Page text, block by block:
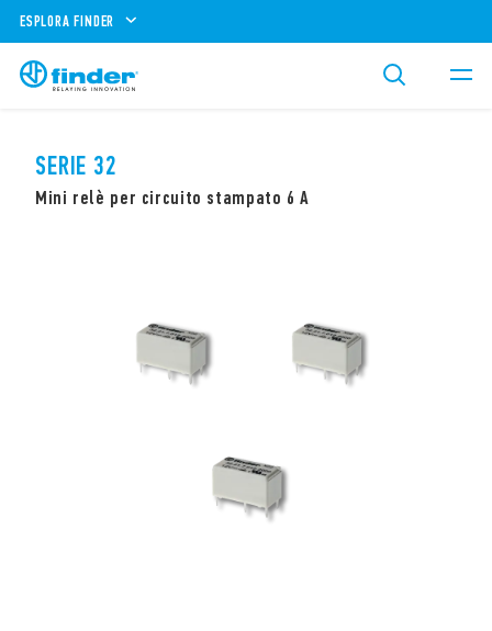
ESPLORA FINDER
SERIE 32
Mini relè per circuito stampato 6 A